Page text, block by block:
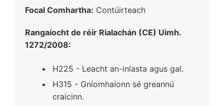
Focal Comhartha: Contúirteach
Rangaíocht de réir Rialachán (CE) Uimh.
1272/2008:
H225 - Leacht an-inlasta agus gal.
H315 - Gníomhaíonn sé greannú
craicinn.